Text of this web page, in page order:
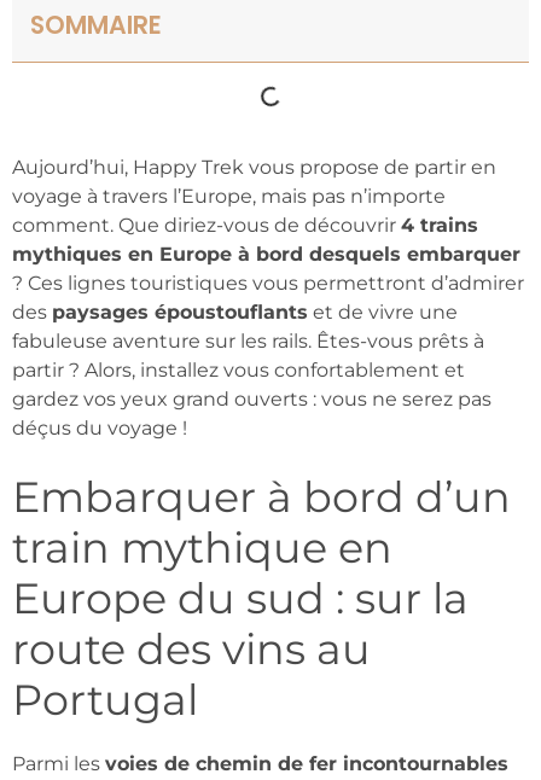
SOMMAIRE
Aujourd’hui, Happy Trek vous propose de partir en
voyage à travers l’Europe, mais pas n’importe
comment. Que diriez-vous de découvrir 4 trains
mythiques en Europe à bord desquels embarquer
? Ces lignes touristiques vous permettront d’admirer
des paysages époustouflants et de vivre une
fabuleuse aventure sur les rails. Êtes-vous prêts à
partir ? Alors, installez vous confortablement et
gardez vos yeux grand ouverts : vous ne serez pas
déçus du voyage !
Embarquer à bord d’un
train mythique en
Europe du sud : sur la
route des vins au
Portugal
Parmi les voies de chemin de fer incontournables